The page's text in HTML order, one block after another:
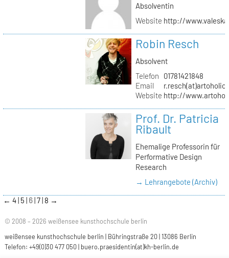
Absolventin
Website http://
Robin Resch
Absolvent
Telefon
01781421848
Email
Website http://
Prof. Dr. Patricia
Ribault
Ehemalige Professorin für
Performative Design
Research
→ Lehrangebote (Archiv)
← 4 5 6 7 8 →
© 2008 – 2026 weißensee kunsthochschule berlin
weißensee kunsthochschule berlin | Bühringstraße 20 | 13086 Berlin
Telefon: +49(0)30 477 050 | buero.praesidentin(at)kh-berlin.de